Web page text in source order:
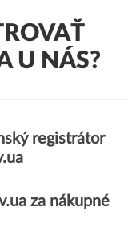
U NÁS?
registrátor
za nákupné